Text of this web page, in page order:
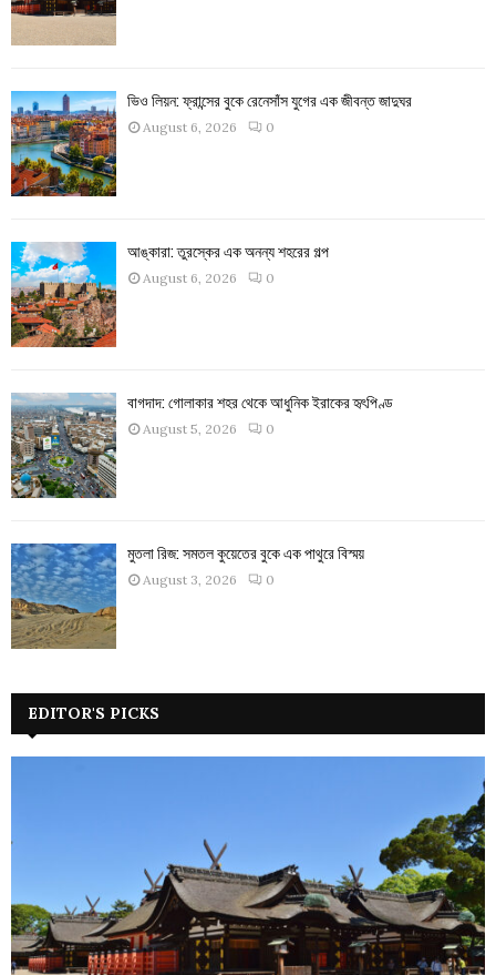
ভিও লিয়ন: ফ্রান্সের বুকে রেনেসাঁস যুগের এক জীবন্ত জাদুঘর
August 6, 2026 0
আঙ্কারা: তুরস্কের এক অনন্য শহরের গল্প
August 6, 2026 0
বাগদাদ: গোলাকার শহর থেকে আধুনিক ইরাকের হৃৎপিণ্ড
August 5, 2026 0
মুতলা রিজ: সমতল কুয়েতের বুকে এক পাথুরে বিস্ময়
August 3, 2026 0
EDITOR'S PICKS